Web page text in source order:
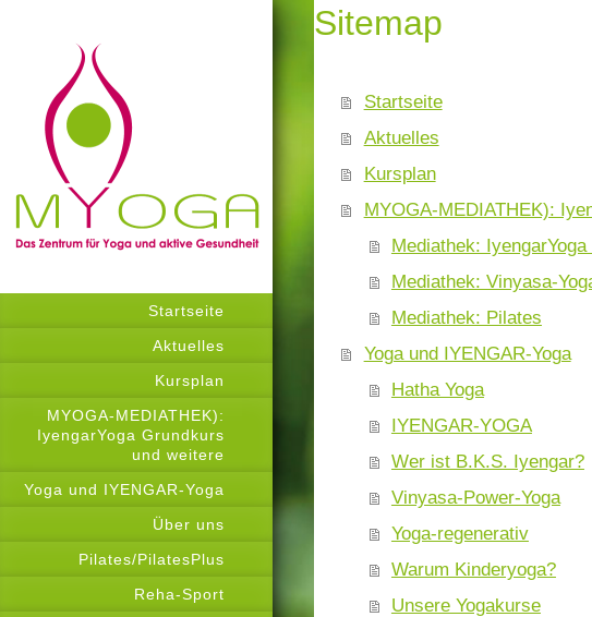
Startseite
Aktuelles
Kursplan
MYOGA-MEDIATHEK):
IyengarYoga Grundkurs
und weitere
Yoga und IYENGAR-Yoga
Über uns
Pilates/PilatesPlus
Reha-Sport
Sitemap
Startseite
Aktuelles
Kursplan
MYOGA-MEDIATHEK):
Mediathek:
Mediathek: Vinyasa-
Mediathek: Pilates
Yoga und IYENGAR-Yoga
Hatha Yoga
IYENGAR-YOGA
Wer ist B.K.S. Iyengar?
Vinyasa-Power-Yoga
Yoga-regenerativ
Warum Kinderyoga?
Unsere Yogakurse